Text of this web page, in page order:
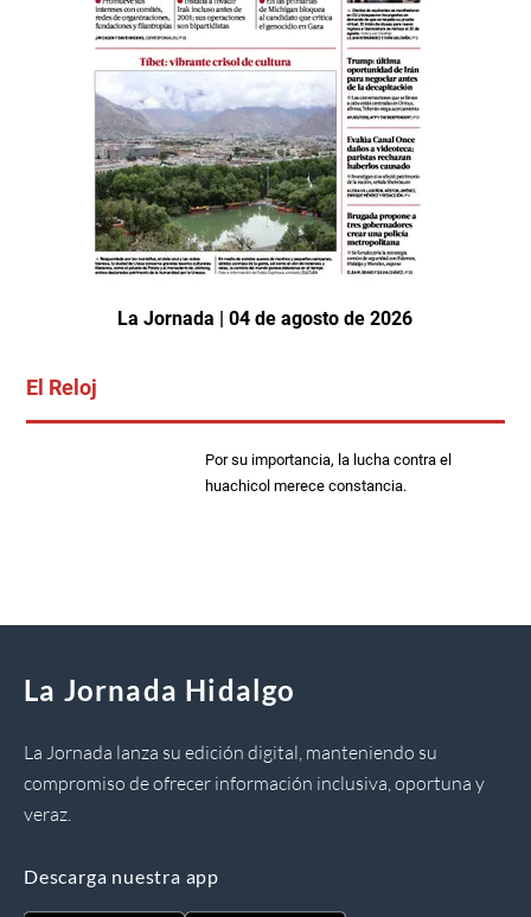
La Jornada | 04 de agosto de 2026
El Reloj
Por su importancia, la lucha contra el
huachicol merece constancia.
La Jornada Hidalgo
La Jornada lanza su edición digital, manteniendo su
compromiso de ofrecer información inclusiva, oportuna y
veraz.
Descarga nuestra app